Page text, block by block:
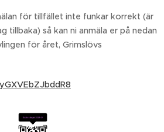
för tillfället inte funkar korrekt (är
tillbaka) så kan ni anmäla er på nedan
för året, Grimslövs